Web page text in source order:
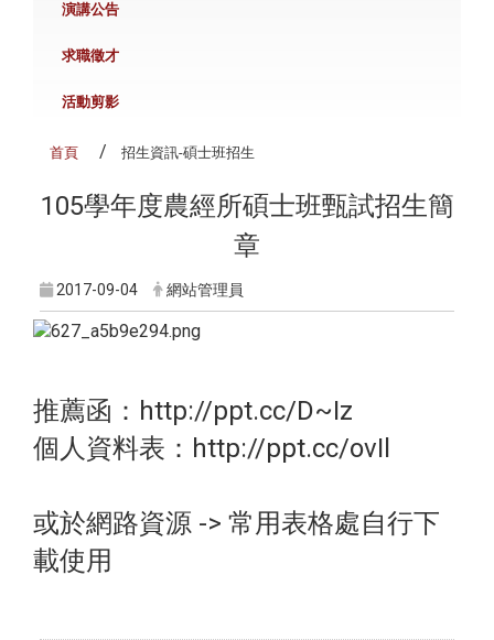
演講公告
求職徵才
活動剪影
首頁 招生資訊-碩士班招生
105學年度農經所碩士班甄試招生簡
章
2017-09-04 網站管理員
推薦函：http://ppt.cc/D~Iz
個人資料表：http://ppt.cc/ovIl
或於網路資源 -> 常用表格處自行下
載使用